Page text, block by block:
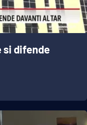
si difende